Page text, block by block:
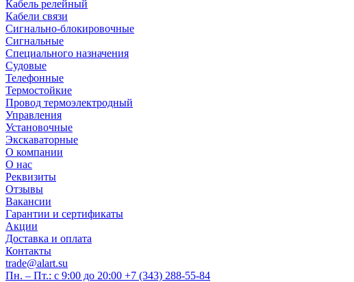
Кабель релейный
Кабели связи
Сигнально-блокировочные
Сигнальные
Специального назначения
Судовые
Телефонные
Термостойкие
Провод термоэлектродный
Управления
Установочные
Экскаваторные
О компании
О нас
Реквизиты
Отзывы
Вакансии
Гарантии и сертификаты
Акции
Доставка и оплата
Контакты
trade@alart.su
Пн. – Пт.: с 9:00 до 20:00 +7 (343) 288-55-84